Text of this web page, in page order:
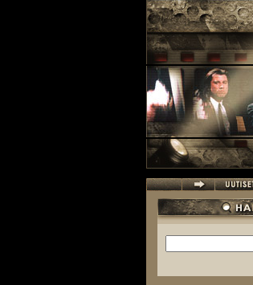
Hakulomake